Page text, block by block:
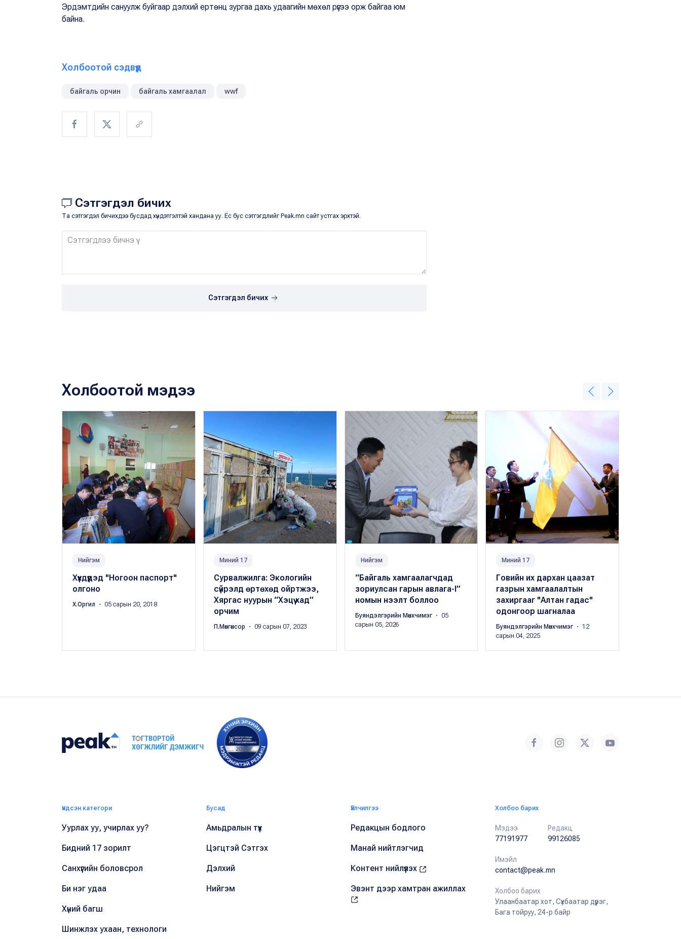
Эрдэмтдийн сануулж буйгаар дэлхий ертөнц зургаа дахь удаагийн мөхөл рүүгээ орж байгаа юм
байна.
Холбоотой сэдвүүд
байгаль орчин байгаль хамгаалал wwf
Сэтгэгдэл бичих
Та сэтгэгдэл бичихдээ бусдад хүндэтгэлтэй хандана уу. Ёс бус сэтгэгдлийг Peak.mn сайт устгах эрхтэй.
Сэтгэгдэл бичих
Холбоотой мэдээ
Нийгэм
Хүүхдүүдэд "Ногоон паспорт"
олгоно
Х.Оргил ・ 05 сарын 20, 2018
Миний 17
Сурвалжилга: Экологийн
сүйрэлд өртөхөд ойртжээ,
Хяргас нуурын “Хэцүү хад”
орчим
П.Мөнгөнсор ・ 09 сарын 07, 2023
Нийгэм
“Байгаль хамгаалагчдад
зориулсан гарын авлага-I”
номын нээлт боллоо
Буяндэлгэрийн Мөнхчимэг ・ 05
сарын 05, 2026
Миний 17
Говийн их дархан цаазат
газрын хамгаалалтын
захиргааг "Алтан гадас"
одонгоор шагналаа
Буяндэлгэрийн Мөнхчимэг ・ 12
сарын 04, 2025
Үндсэн категори
Уурлах уу, учирлах уу?
Бидний 17 зорилт
Санхүүгийн боловсрол
Би нэг удаа
Хүний багш
Шинжлэх ухаан, технологи
Бусад
Амьдралын түүх
Цэгцтэй Сэтгэх
Дэлхий
Нийгэм
Үйлчилгээ
Редакцын бодлого
Манай нийтлэгчид
Контент нийлүүлэх
Эвэнт дээр хамтран ажиллах
Холбоо барих
Мэдээ
77191977
Редакц
99126085
Имэйл
contact@peak.mn
Холбоо барих
Улаанбаатар хот, Сүхбаатар дүүрэг,
Бага тойруу, 24-р байр